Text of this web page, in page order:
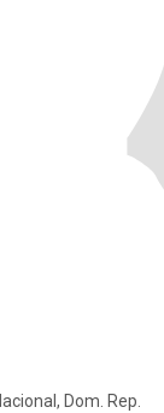
Dom. Rep.